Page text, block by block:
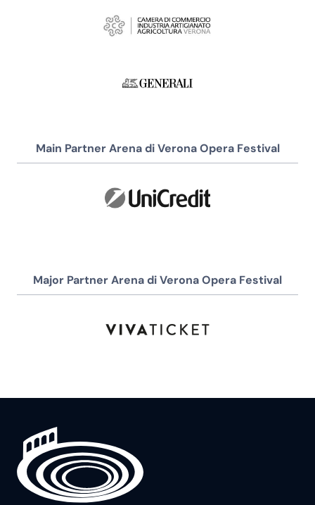
Main Partner Arena di Verona Opera Festival
Major Partner Arena di Verona Opera Festival